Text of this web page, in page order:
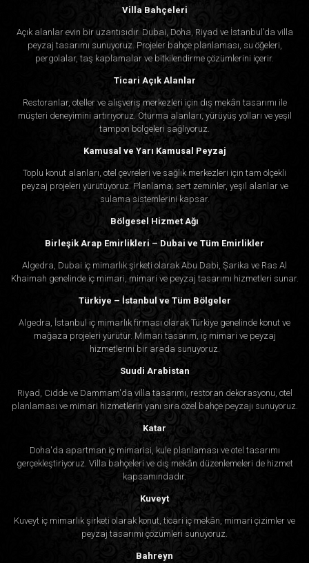
Villa Bahçeleri
Açık alanlar evin bir uzantısıdır. Dubai, Doha, Riyad ve İstanbul’da villa
peyzaj tasarımı sunuyoruz. Projeler bahçe planlaması, su öğeleri,
pergolalar, taş kaplamalar ve bitkilendirme çözümlerini içerir.
Ticari Açık Alanlar
Restoranlar, oteller ve alışveriş merkezleri için dış mekân tasarımı ile
müşteri deneyimini artırıyoruz. Oturma alanları, yürüyüş yolları ve yeşil
tampon bölgeleri sağlıyoruz.
Kamusal ve Yarı Kamusal Peyzaj
Toplu konut alanları, otel çevreleri ve sağlık merkezleri için tam ölçekli
peyzaj projeleri yürütüyoruz. Planlama; sert zeminler, yeşil alanlar ve
sulama sistemlerini kapsar.
Bölgesel Hizmet Ağı
Birleşik Arap Emirlikleri – Dubai ve Tüm Emirlikler
Algedra, Dubai iç mimarlık şirketi olarak Abu Dabi, Şarika ve Ras Al
Khaimah genelinde iç mimari, mimari ve peyzaj tasarımı hizmetleri sunar.
Türkiye – İstanbul ve Tüm Bölgeler
Algedra, İstanbul iç mimarlık firması olarak Türkiye genelinde konut ve
mağaza projeleri yürütür. Mimari tasarım, iç mimari ve peyzaj
hizmetlerini bir arada sunuyoruz.
Suudi Arabistan
Riyad, Cidde ve Dammam'da villa tasarımı, restoran dekorasyonu, otel
planlaması ve mimari hizmetlerin yanı sıra özel bahçe peyzajı sunuyoruz.
Katar
Doha'da apartman iç mimarisi, kule planlaması ve otel tasarımı
gerçekleştiriyoruz. Villa bahçeleri ve dış mekân düzenlemeleri de hizmet
kapsamındadır.
Kuveyt
Kuveyt iç mimarlık şirketi olarak konut, ticari iç mekân, mimari çizimler ve
peyzaj tasarımı çözümleri sunuyoruz.
Bahreyn